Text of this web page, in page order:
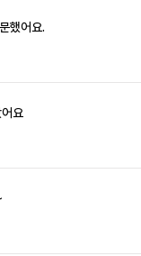
했어요.
요